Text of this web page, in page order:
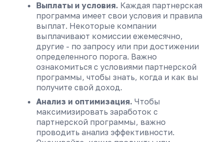
Выплаты и условия. Каждая партнерская
программа имеет свои условия и правила
выплат. Некоторые компании
выплачивают комиссии ежемесячно,
другие - по запросу или при достижении
определенного порога. Важно
ознакомиться с условиями партнерской
программы, чтобы знать, когда и как вы
получите свой доход.
Анализ и оптимизация. Чтобы
максимизировать заработок с
партнерской программы, важно
проводить анализ эффективности.